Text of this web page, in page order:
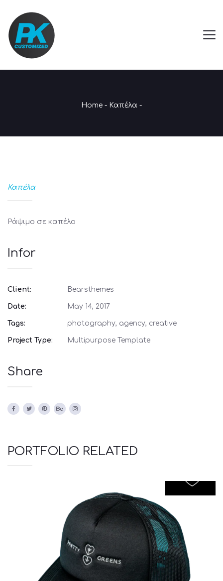
Home - Καπέλα -
Καπέλα
Ράψιμο σε καπέλο
Infor
Client: Bearsthemes
Date: May 14, 2017
Tags: photography, agency, creative
Project Type: Multipurpose Template
Share
PORTFOLIO RELATED
Καπέλα